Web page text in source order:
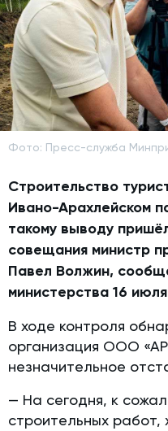
Фото: Пресс-служба
Строительство
Ивано-Арахлейском
такому выводу
совещания министр
Павел Волжин,
министерства 16
В ходе контроля
организация ООО
незначительное
— На сегодня, к
строительных работ,